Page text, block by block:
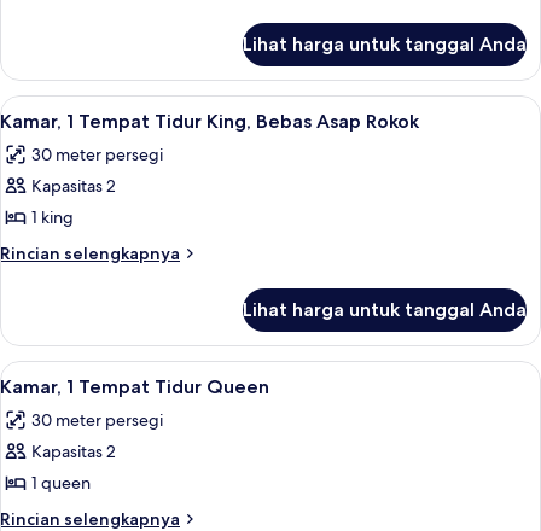
Double
Kamar,
Tempat
Double
Lihat harga untuk tanggal Anda
Lihat
semua
foto
untuk
Kamar,
1
King,
Bebas
Asap
Rokok
Seprai antialergi, brankas, meja
5
Kamar, 1 Tempat Tidur King, Bebas Asap Rokok
30 meter persegi
Kapasitas 2
1 king
Rincian selengkapnya
Rincian
Kamar,
Tempat
King,
Bebas
Rokok
Lihat harga untuk tanggal Anda
Lihat
semua
foto
untuk
Kamar,
1
Kamar, 1 Tempat Tidur Queen |
4
Kamar, 1 Tempat Tidur Queen
30 meter persegi
Kapasitas 2
1 queen
Rincian selengkapnya
Rincian